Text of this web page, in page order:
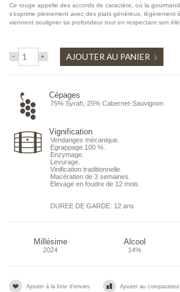
Ce rouge appelle des accords de caractère, où la
s’exprime pleinement avec des plats généreux, légèrement
viennent souligner sa profondeur tout en respectant son
AJOUTER AU PANIER
Cépages
75% Syrah, 25% Cabernet-Sauvignon
Vignification
Vendanges mécanique.
Egrappage 100 %.
Enzymage.
Levurage.
Vinification traditionnelle.
Macération de 3 semaines.
Elevage en foudre de 12 mois.
DUREE DE GARDE: 12 ans
Millésime
2024
Alcool
14%
Ajouter à la liste d'envies Ajouter au comparateur